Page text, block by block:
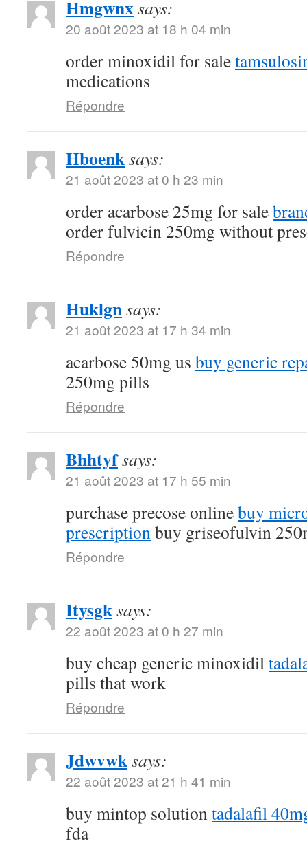
Hmgwnxsays:
20 août 2023 at 18 h 04 min
order minoxidil for sale
medications
Répondre
Hboenksays:
21 août 2023 at 0 h 23 min
order acarbose 25mg for sale
order fulvicin 250mg without
Répondre
Huklgnsays:
21 août 2023 at 17 h 34 min
acarbose 50mg us buy generic
250mg pills
Répondre
Bhhtyfsays:
21 août 2023 at 17 h 55 min
purchase precose onlinebuy
prescriptionbuy griseofulvin
Répondre
Itysgksays:
22 août 2023 at 0 h 27 min
buy cheap generic minoxidil
pills that work
Répondre
Jdwvwksays:
22 août 2023 at 21 h 41 min
buy mintop solutiontadalafil
fda